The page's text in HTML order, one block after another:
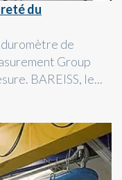
du
de
Group
BAREISS, le...